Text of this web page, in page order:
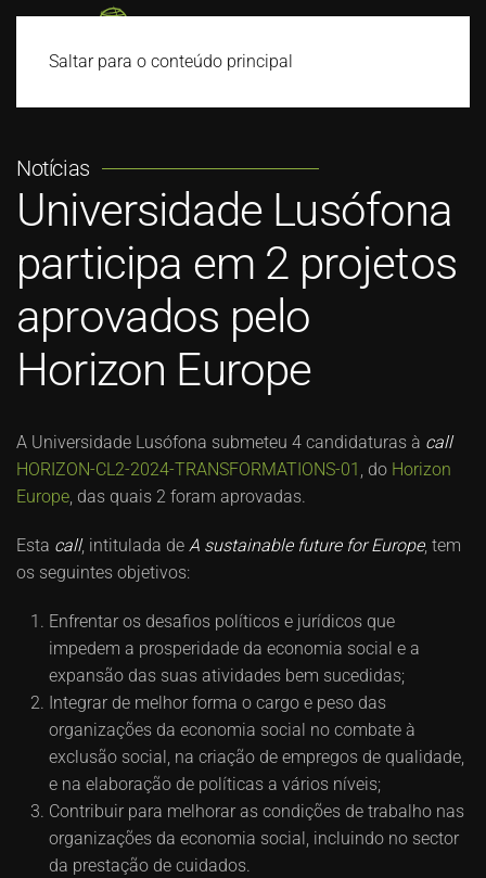
Saltar para o conteúdo principal
Notícias
Universidade Lusófona
participa em 2 projetos
aprovados pelo
Horizon Europe
A Universidade Lusófona submeteu 4 candidaturas à call
HORIZON-CL2-2024-TRANSFORMATIONS-01 , do Horizon
Europe, das quais 2 foram aprovadas.
Esta call, intitulada de A sustainable future for Europe, tem
os seguintes objetivos:
Enfrentar os desafios políticos e jurídicos que
impedem a prosperidade da economia social e a
expansão das suas atividades bem sucedidas;
Integrar de melhor forma o cargo e peso das
organizações da economia social no combate à
exclusão social, na criação de empregos de qualidade,
e na elaboração de políticas a vários níveis;
Contribuir para melhorar as condições de trabalho nas
organizações da economia social, incluindo no sector
da prestação de cuidados.